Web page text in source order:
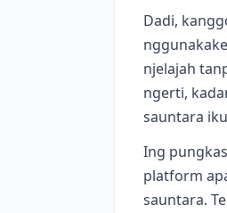
Dadi,
njelajah
ngerti,
sauntara
Ing
platform
sauntara.